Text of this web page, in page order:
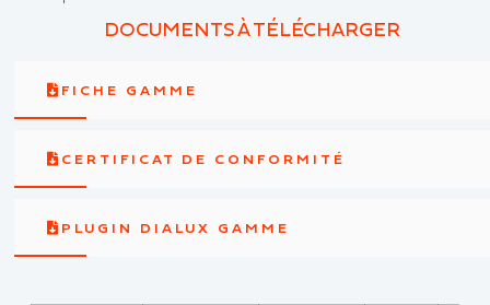
DOCUMENTS À TÉLÉCHARGER
FICHE GAMME
CERTIFICAT DE CONFORMITÉ
PLUGIN DIALUX GAMME